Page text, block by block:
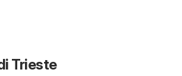
Trieste